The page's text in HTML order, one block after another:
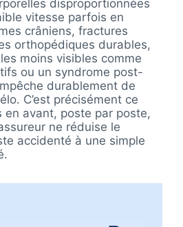
disproportionnées
vitesse parfois en
crâniens, fractures
orthopédiques durables,
moins visibles comme
ou un syndrome post-
durablement de
C’est précisément ce
en avant, poste par poste,
ne réduise le
accidenté à une simple